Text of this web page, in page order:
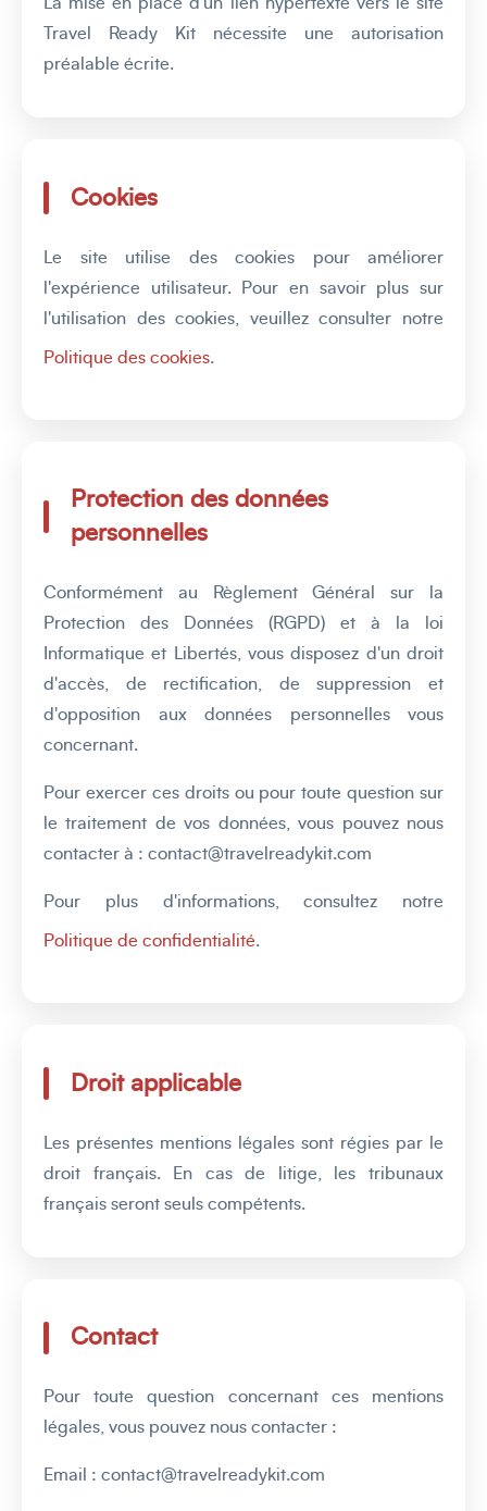
Travel Ready Kit nécessite une autorisation
préalable écrite.
Cookies
Le site utilise des cookies pour améliorer
l'expérience utilisateur. Pour en savoir plus sur
l'utilisation des cookies, veuillez consulter notre
Politique des cookies.
Protection des données
personnelles
Conformément au Règlement Général sur la
Protection des Données (RGPD) et à la loi
Informatique et Libertés, vous disposez d'un droit
d'accès, de rectification, de suppression et
d'opposition aux données personnelles vous
concernant.
Pour exercer ces droits ou pour toute question sur
le traitement de vos données, vous pouvez nous
contacter à : contact@travelreadykit.com
Pour plus d'informations, consultez notre
Politique de confidentialité.
Droit applicable
Les présentes mentions légales sont régies par le
droit français. En cas de litige, les tribunaux
français seront seuls compétents.
Contact
Pour toute question concernant ces mentions
légales, vous pouvez nous contacter :
Email : contact@travelreadykit.com